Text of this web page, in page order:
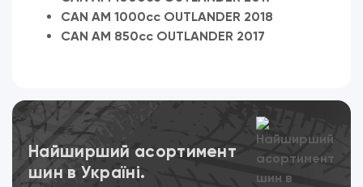
CAN AM 1000cc OUTLANDER 2018
CAN AM 850cc OUTLANDER 2017
Найширший асортимент
шин в Україні.
Переглянути